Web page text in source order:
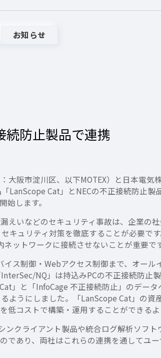
お知らせ
続防止製品で連携
阪市淀川区、以下MOTEX）と日本電
LanScope Cat」とNECの不正接続防止
します。
えいなどのセキュリティ事故は、企業の
キュリティ対策を徹底することが必要で
ットワークに接続させないことが重要で
ス制御・Webアクセス制御まで、オー
NQ」は持込みPCの不正接続防止
」と「InfoCage 不正接続防止」のデー
ようにしました。「LanScope Cat」の
低コストで構築・運用することができる
ンクライアント製品や統合ログ解析ソフ
であり、両社はこれらの連携を通してユ